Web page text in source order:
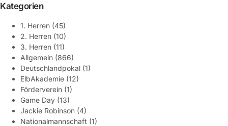
Kategorien
1. Herren (45)
2. Herren (10)
3. Herren (11)
Allgemein (866)
Deutschlandpokal (1)
ElbAkademie (12)
Förderverein (1)
Game Day (13)
Jackie Robinson (4)
Nationalmannschaft (1)